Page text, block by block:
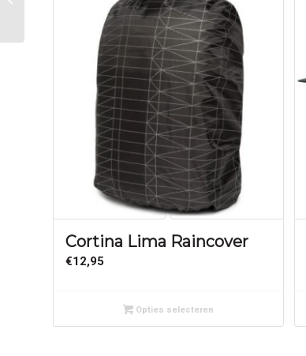
Cortina Lima Raincover
€12,95
Opties selecteren
DUBBEL HANNA RED